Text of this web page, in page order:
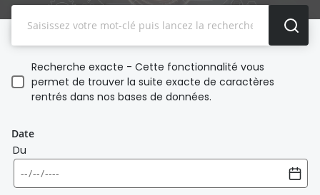
Recherche exacte - Cette fonctionnalité vous
permet de trouver la suite exacte de caractères
rentrés dans nos bases de données.
Date
Du